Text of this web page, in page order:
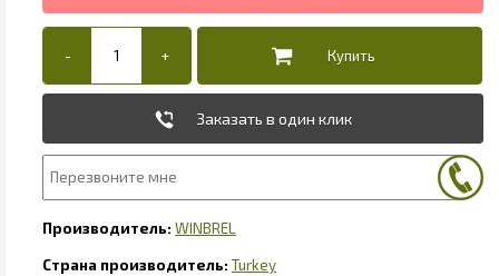
Заказать в один клик
WINBREL
Turkey